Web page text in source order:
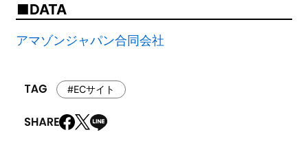
DATA
アマゾンジャパン合同会社
#ECサイト